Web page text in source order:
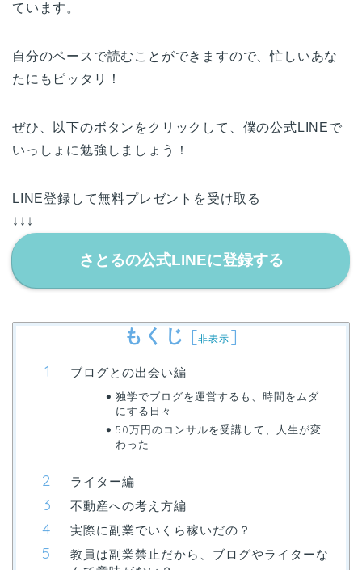
ています。
自分のペースで読むことができますので、忙しいあな
たにもピッタリ！
ぜひ、以下のボタンをクリックして、僕の公式LINEで
いっしょに勉強しましょう！
LINE登録して無料プレゼントを受け取る
↓↓↓
さとるの公式LINEに登録する
もくじ [非表示 ]
ブログとの出会い編
独学でブログを運営するも、時間をムダ
にする日々
50万円のコンサルを受講して、人生が変
わった
ライター編
不動産への考え方編
実際に副業でいくら稼いだの？
教員は副業禁止だから、ブログやライターな